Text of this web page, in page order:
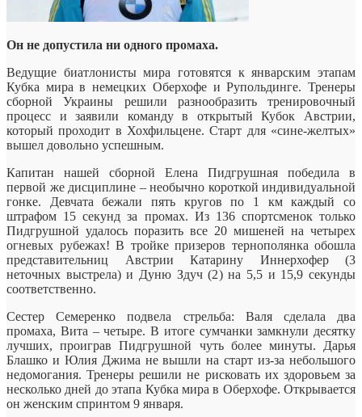
Он не допустила ни одного промаха.
Ведущие биатлонисты мира готовятся к январским этапам
Кубка мира в немецких Оберхофе и Рупольдинге. Тренеры
сборной Украины решили разнообразить тренировочный
процесс и заявили команду в открытый Кубок Австрии,
который проходит в Хохфильцене. Старт для «сине-желтых»
вышел довольно успешным.
Капитан нашей сборной Елена Пидгрушная победила в
первой же дисциплине – необычно короткой индивидуальной
гонке. Девчата бежали пять кругов по 1 км каждый со
штрафом 15 секунд за промах. Из 136 спортсменок только
Пидгрушной удалось поразить все 20 мишеней на четырех
огневых рубежах! В тройке призеров тернополянка обошла
представительниц Австрии Катарину Иннерхофер (3
неточных выстрела) и Дуню Здуч (2) на 5,5 и 15,9 секунды
соответственно.
Сестер Семеренко подвела стрельба: Валя сделала два
промаха, Вита – четыре. В итоге сумчанки замкнули десятку
лучших, проиграв Пидгрушной чуть более минуты. Дарья
Блашко и Юлия Джима не вышли на старт из-за небольшого
недомогания. Тренеры решили не рисковать их здоровьем за
несколько дней до этапа Кубка мира в Оберхофе. Открывается
он женским спринтом 9 января.